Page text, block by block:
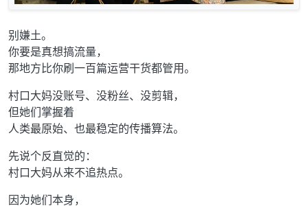
别嫌土。
你要是真想搞流量，
那地方比你刷一百篇运营干货都管用。
村口大妈没账号、没粉丝、没剪辑，
但她们掌握着
人类最原始、也最稳定的传播算法。
先说个反直觉的：
村口大妈从来不追热点。
因为她们本身，